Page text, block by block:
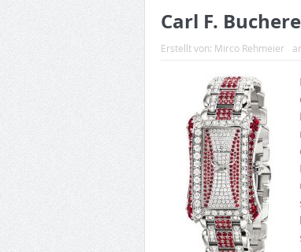
Carl F.
Erstellt von: Mirco Rehmeier